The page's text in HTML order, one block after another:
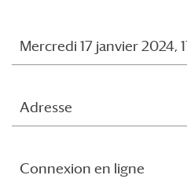
Mercredi 17 janvier 2024,
Adresse
Connexion en ligne